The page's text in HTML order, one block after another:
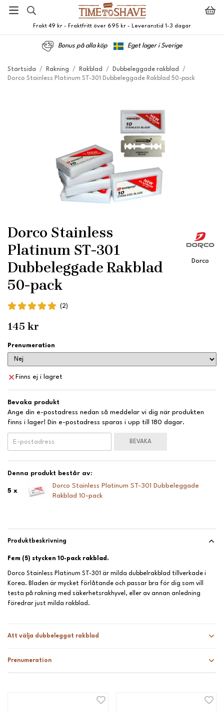
Frakt 49 kr - Fraktfritt över 695 kr - Leveranstid 1-3 dagar
Bonus på alla köp Eget lager i Sverige
Startsida / Rakning / Rakblad / Dubbeleggade rakblad
/
Dorco Stainless Platinum ST-301 Dubbeleggade Rakblad 50-pack
Dorco Stainless
Platinum ST-301
Dubbeleggade Rakblad
50-pack
Dorco
(2)
145 kr
Prenumeration
Finns ej i lagret
Bevaka produkt
Ange din e-postadress nedan så meddelar vi dig när produkten
finns i lager! Din e-postadress sparas i upp till 180 dagar.
BEVAKA
Denna produkt består av:
5 x
Dorco Stainless Platinum ST-301 Dubbeleggade
Rakblad 10-pack
Produktbeskrivning
Att välja dubbeleggat rakblad
Prenumeration
Fem (5) stycken 10-pack rakblad.
Dorco Stainless Platinum ST-301 är milda dubbelrakblad tillverkade i
Korea. Bladen är mycket förlåtande och passar bra för dig som vill
testa på rakning med säkerhetsrakhyvel, eller av annan anledning
föredrar just milda rakblad.